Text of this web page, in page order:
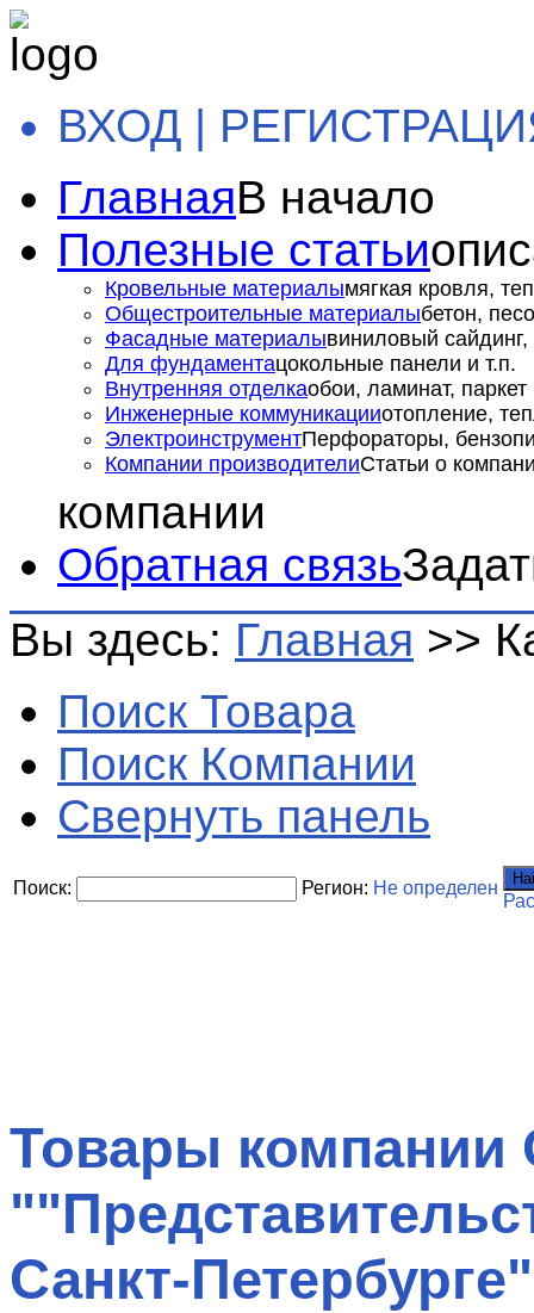
ВХОД |
ГлавнаяВ начало
Полезные статьи
Кровельные материалымягкая кровля,
Общестроительные материалыбетон,
Фасадные материалывиниловый сайдинг,
Для фундаментацокольные панели и т.п.
Внутренняя отделкаобои, ламинат, паркет
Инженерные коммуникацииотопление,
ЭлектроинструментПерфораторы,
Компании производителиСтатьи о
компании
Обратная связь
Вы здесь: Главная >>
Поиск Товара
Поиск Компании
Свернуть панель
Поиск: Регион: Не определен
Товары
Санкт-